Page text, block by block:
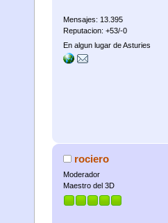
Mensajes: 13.395
Reputacion: +53/-0
En algun lugar de Asturies
rociero
Moderador
Maestro del 3D